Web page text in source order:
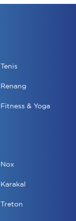
Tenis
Renang
Fitness & Yoga
Nox
Karakal
Treton